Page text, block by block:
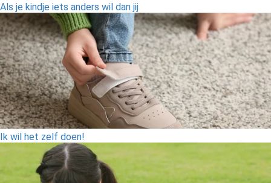
Als je kindje iets anders wil dan jij
Ik wil het zelf doen!